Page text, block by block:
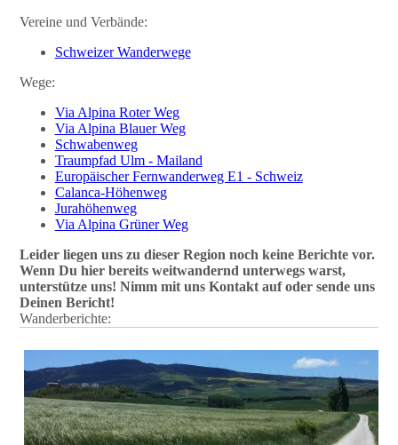
Vereine und Verbände:
Schweizer Wanderwege
Wege:
Via Alpina Roter Weg
Via Alpina Blauer Weg
Schwabenweg
Traumpfad Ulm - Mailand
Europäischer Fernwanderweg E1 - Schweiz
Calanca-Höhenweg
Jurahöhenweg
Via Alpina Grüner Weg
Leider liegen uns zu dieser Region noch keine Berichte vor.
Wenn Du hier bereits weitwandernd unterwegs warst,
unterstütze uns! Nimm mit uns Kontakt auf oder sende uns
Deinen Bericht!
Wanderberichte: